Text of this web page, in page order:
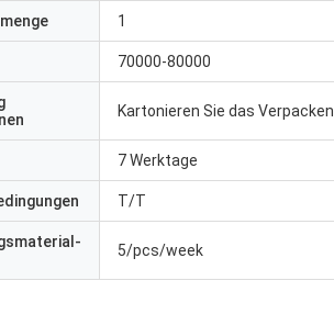
1
70000-80000
Kartonieren Sie das Verpacken
7 Werktage
T/T
5/pcs/week